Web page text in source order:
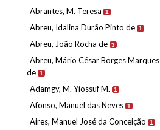
Abrantes, M. Teresa 1
Abreu, Idalina Durão Pinto de 1
Abreu, João Rocha de 3
Abreu, Mário César Borges Marques
de 1
Adamgy, M. Yiossuf M. 1
Afonso, Manuel das Neves 1
Aires, Manuel José da Conceição 1